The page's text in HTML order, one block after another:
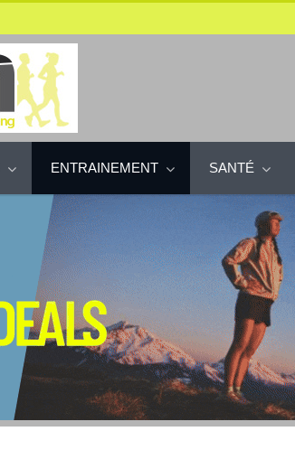
ENTRAINEMENT SANTÉ